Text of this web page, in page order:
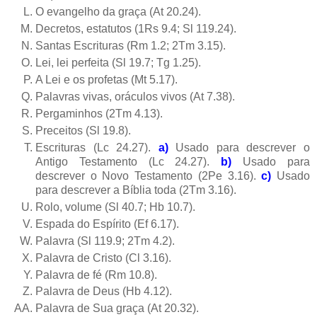
O evangelho da graça (At 20.24).
Decretos, estatutos (1Rs 9.4; Sl 119.24).
Santas Escrituras (Rm 1.2; 2Tm 3.15).
Lei, lei perfeita (Sl 19.7; Tg 1.25).
A Lei e os profetas (Mt 5.17).
Palavras vivas, oráculos vivos (At 7.38).
Pergaminhos (2Tm 4.13).
Preceitos (Sl 19.8).
Escrituras (Lc 24.27). a)Usado para descrever o
Antigo Testamento (Lc 24.27).
b)
Usado para
descrever o Novo Testamento (2Pe 3.16).c) Usado
para descrever a Bíblia toda (2Tm 3.16).
Rolo, volume (Sl 40.7; Hb 10.7).
Espada do Espírito (Ef 6.17).
Palavra (Sl 119.9; 2Tm 4.2).
Palavra de Cristo (Cl 3.16).
Palavra de fé (Rm 10.8).
Palavra de Deus (Hb 4.12).
Palavra de Sua graça (At 20.32).